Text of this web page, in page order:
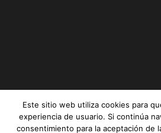
Este sitio web utiliza cookies para
experiencia de usuario. Si continúa
consentimiento para la aceptación de